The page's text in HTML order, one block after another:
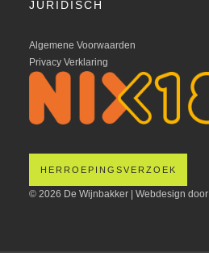
JURIDISCH
Algemene Voorwaarden
Privacy Verklaring
HERROEPINGSVERZOEK
© 2026 De Wijnbakker | Webdesign door